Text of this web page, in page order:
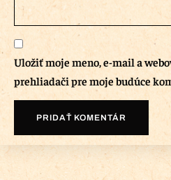
Uložiť moje meno, e-mail a
prehliadači pre moje budúce